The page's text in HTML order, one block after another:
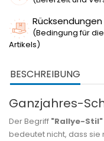
(Bedingung für
Artikels)
BESCHREIBUNG
Ganzjahres-
Der Begriff "Rallye-Stil"
bedeutet nicht, dass sie